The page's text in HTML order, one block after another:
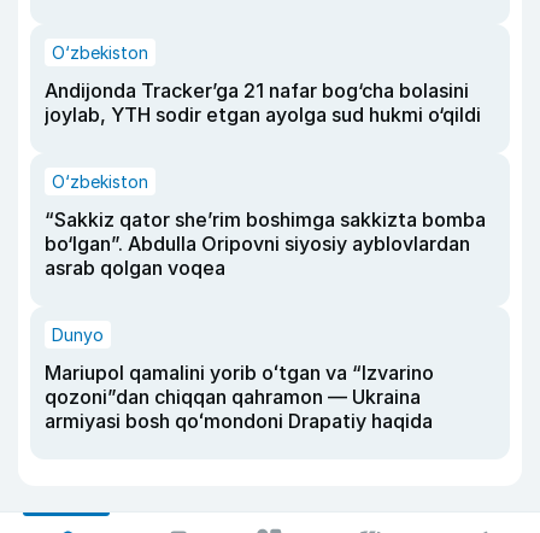
O‘zbekiston
Andijonda Tracker’ga 21 nafar bog‘cha bolasini
joylab, YTH sodir etgan ayolga sud hukmi o‘qildi
O‘zbekiston
“Sakkiz qator she’rim boshimga sakkizta bomba
bo‘lgan”. Abdulla Oripovni siyosiy ayblovlardan
asrab qolgan voqea
Dunyo
Mariupol qamalini yorib oʻtgan va “Izvarino
qozoni”dan chiqqan qahramon — Ukraina
armiyasi bosh qoʻmondoni Drapatiy haqida